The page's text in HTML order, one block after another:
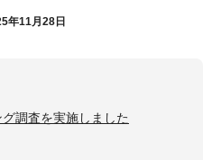
年11月28日
調査を実施しました